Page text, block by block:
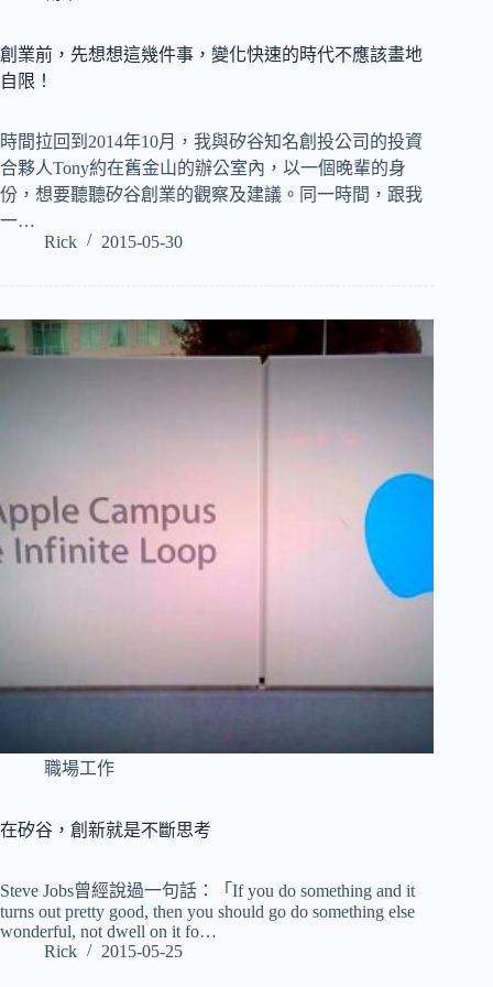
創業前，先想想這幾件事，變化快速的時代不應該畫地
自限！
時間拉回到2014年10月，我與矽谷知名創投公司的投資
合夥人Tony約在舊金山的辦公室內，以一個晚輩的身
份，想要聽聽矽谷創業的觀察及建議。同一時間，跟我
一…
Rick
2015-05-30
職場工作
在矽谷，創新就是不斷思考
Steve Jobs曾經說過一句話：「If you do something and it
turns out pretty good, then you should go do something else
wonderful, not dwell on it fo…
Rick
2015-05-25